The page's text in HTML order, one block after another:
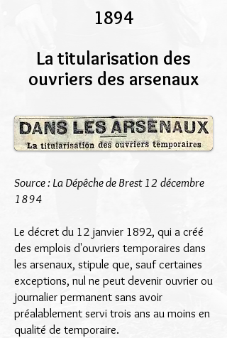
1894
La titularisation des
ouvriers des arsenaux
Source : La Dépêche de Brest 12 décembre
1894
Le décret du 12 janvier 1892, qui a créé
des emplois d'ouvriers temporaires dans
les arsenaux, stipule que, sauf certaines
exceptions, nul ne peut devenir ouvrier ou
journalier permanent sans avoir
préalablement servi trois ans au moins en
qualité de temporaire.